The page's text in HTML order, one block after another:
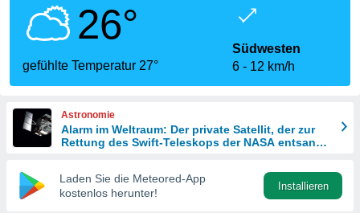
dass
sind.
diese
26°
gefühlte Temperatur 27°
Südwesten
6
12 km/h
Astronomie
Alarm im Weltraum: Der private Satellit, der zur
Rettung des Swift-Teleskops der NASA entsandt
Laden Sie die Meteored-App
kostenlos herunter!
Installieren